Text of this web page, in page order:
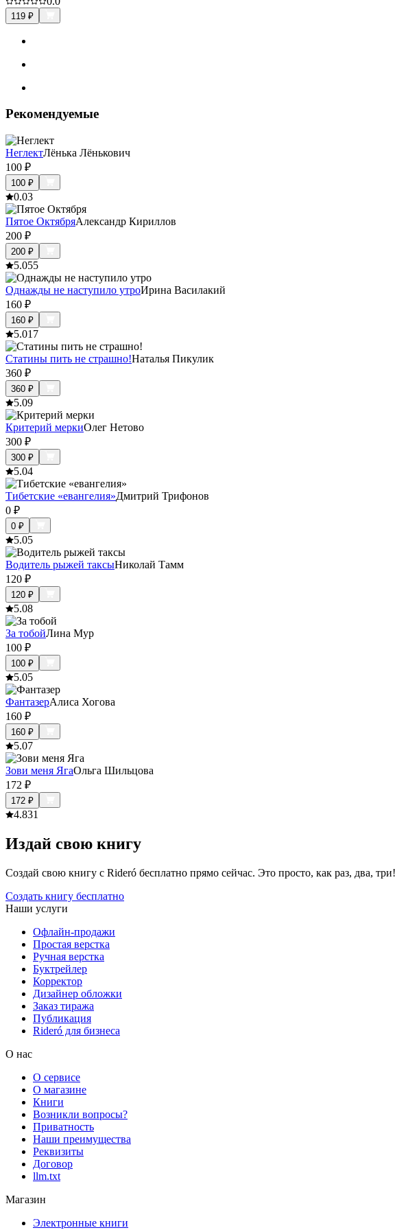
119 ₽
Рекомендуемые
НеглектЛёнька Лёнькович
100 ₽
100 ₽
0.03
Пятое ОктябряАлександр Кириллов
200 ₽
200 ₽
5.055
Однажды не наступило утроИрина Василакий
160 ₽
160 ₽
5.017
Статины пить не страшно!Наталья Пикулик
360 ₽
360 ₽
5.09
Критерий меркиОлег Нетово
300 ₽
300 ₽
5.04
Тибетские «евангелия»Дмитрий Трифонов
0 ₽
0 ₽
5.05
Водитель рыжей таксыНиколай Тамм
120 ₽
120 ₽
5.08
За тобойЛина Мур
100 ₽
100 ₽
5.05
ФантазерАлиса Хогова
160 ₽
160 ₽
5.07
Зови меня ЯгаОльга Шильцова
172 ₽
172 ₽
4.831
Издай свою книгу
Создай свою книгу с Rideró бесплатно прямо сейчас. Это просто, как раз, два, три!
Создать книгу бесплатно
Наши услуги
Офлайн-продажи
Простая верстка
Ручная верстка
Буктрейлер
Корректор
Дизайнер обложки
Заказ тиража
Публикация
Rideró для бизнеса
О нас
О сервисе
О магазине
Книги
Возникли вопросы?
Приватность
Наши преимущества
Реквизиты
Договор
llm.txt
Магазин
Электронные книги